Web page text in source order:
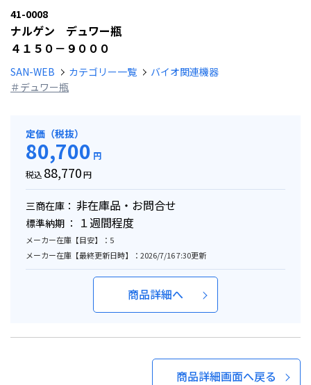
41-0008
ナルゲン デュワー瓶
４１５０－９０００
SAN-WEB カテゴリー一覧
バイオ関連機器
＃デュワー瓶
定価（税抜）
80,700 円
税込 88,770円
三商在庫： 非在庫品・お問合せ
標準納期 ： １週間程度
メーカー在庫【目安】：5
メーカー在庫【最終更新日時】：2026/7/16 7:30更新
商品詳細へ
商品詳細画面へ戻る